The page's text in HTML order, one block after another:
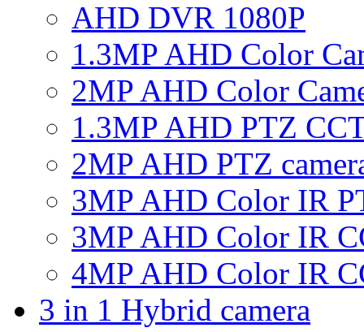
AHD DVR 1080P
1.3MP AHD Color
2MP AHD Color
1.3MP AHD PTZ
2MP AHD PTZ
3MP AHD Color IR
3MP AHD Color IR
4MP AHD Color IR
3 in 1 Hybrid camera